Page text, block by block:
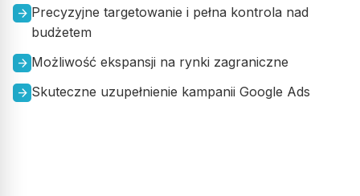
arrow_forward Precyzyjne targetowanie i pełna kontrola nad
budżetem
arrow_forward Możliwość ekspansji na rynki zagraniczne
arrow_forward Skuteczne uzupełnienie kampanii Google Ads
Opublikowano w Google